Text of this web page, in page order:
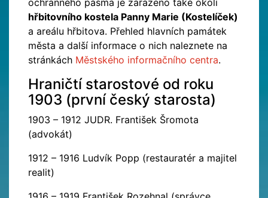
ochranného pásma je zařazeno také okolí
hřbitovního kostela Panny Marie (Kostelíček)
a areálu hřbitova. Přehled hlavních památek
města a další informace o nich naleznete na
stránkách Městského informačního centra.
Hraničtí starostové od roku
1903 (první český starosta)
1903 – 1912 JUDR. František Šromota
(advokát)
1912 – 1916 Ludvík Popp (restauratér a majitel
realit)